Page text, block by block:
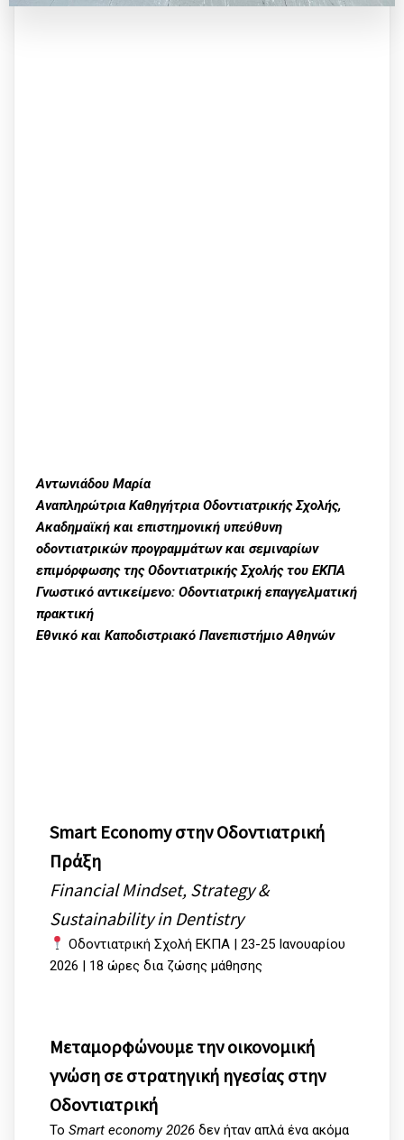
Αντωνιάδου Μαρία
Αναπληρώτρια Καθηγήτρια Οδοντιατρικής Σχολής,
Ακαδημαϊκή και επιστημονική υπεύθυνη
οδοντιατρικών προγραμμάτων και σεμιναρίων
επιμόρφωσης της Οδοντιατρικής Σχολής του ΕΚΠΑ
Γνωστικό αντικείμενο: Οδοντιατρική επαγγελματική
πρακτική
Εθνικό και Καποδιστριακό Πανεπιστήμιο Αθηνών
Smart Economy στην Οδοντιατρική
Πράξη
Financial Mindset, Strategy &
Sustainability in Dentistry
Οδοντιατρική Σχολή ΕΚΠΑ | 23-25 Ιανουαρίου
2026 | 18 ώρες δια ζώσης μάθησης
Μεταμορφώνουμε την oικονομική
γνώση σε στρατηγική ηγεσίας στην
Οδοντιατρική
Το Smart economy 2026 δεν ήταν απλά ένα ακόμα